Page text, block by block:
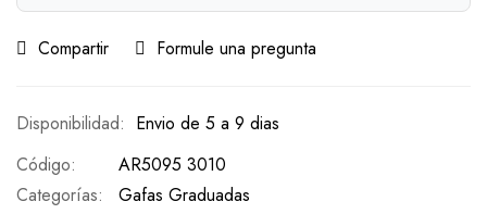
Compartir Formule una pregunta
Envio de 5 a 9 dias
Código
AR5095 3010
Categorías:
Gafas Graduadas